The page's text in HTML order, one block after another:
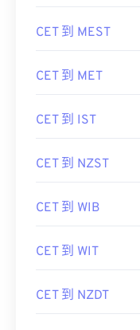
CET 到 MEST
CET 到 MET
CET 到 IST
CET 到 NZST
CET 到 WIB
CET 到 WIT
CET 到 NZDT